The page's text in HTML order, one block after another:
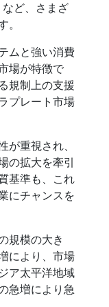
ど、さまざ
。
ムと強い消費
場が特徴で
規制上の支援
プレート市場
が重視され、
の拡大を牽引
基準も、これ
にチャンスを
規模の大き
により、市場
ア太平洋地域
急増により急